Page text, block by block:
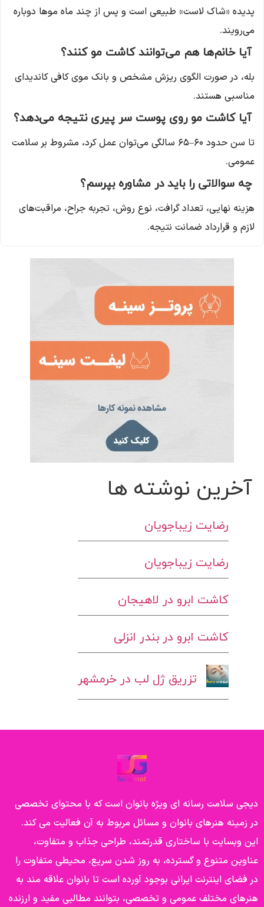
پدیده «شاک لاست» طبیعی است و پس از چند ماه موها دوباره
می‌رویند.
آیا خانم‌ها هم می‌توانند کاشت مو کنند؟
بله، در صورت الگوی ریزش مشخص و بانک موی کافی کاندیدای
مناسبی هستند.
آیا کاشت مو روی پوست سر پیری نتیجه می‌دهد؟
تا سن حدود ۶۰–۶۵ سالگی می‌توان عمل کرد، مشروط بر سلامت
عمومی.
چه سوالاتی را باید در مشاوره بپرسم؟
هزینه نهایی، تعداد گرافت، نوع روش، تجربه جراح، مراقبت‌های
لازم و قرارداد ضمانت نتیجه.
آخرین نوشته ها
رضایت زیباجویان
رضایت زیباجویان
کاشت ابرو در لاهیجان
کاشت ابرو در بندر انزلی
تزریق ژل لب در خرمشهر
دیجی سلامت رسانه ای ویژه بانوان است که با محتوای تخصصی
در زمینه هنرهای بانوان و مسائل مربوط به آن فعالیت می کند.
این وبسایت با ساختاری قدرتمند، طراحی جذاب و متفاوت،
عناوین متنوع و گسترده، به روز شدن سریع، محیطی متفاوت را
در فضای اینترنت ایرانی بوجود آورده است تا بانوان علاقه مند به
هنرهای مختلف عمومی و تخصصی، بتوانند مطالبی مفید و ارزنده